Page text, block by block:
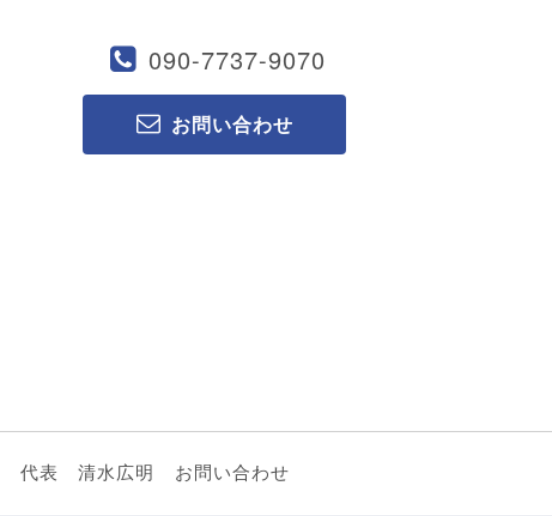
090-7737-9070
お問い合わせ
代表 清水広明 お問い合わせ